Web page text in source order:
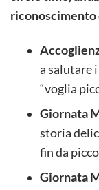
riconoscimento
a salutare
“voglia
Giornata
storia
fin da
Giornata